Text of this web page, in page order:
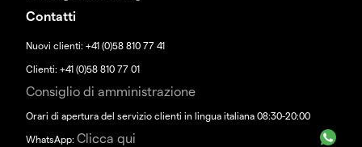
Contatti
Nuovi clienti: +41 (0)58 810 77 41
Clienti: +41 (0)58 810 77 01
Consiglio di amministrazione
Orari di apertura del servizio clienti in lingua italiana 08:30-20:00
WhatsApp: Clicca qui